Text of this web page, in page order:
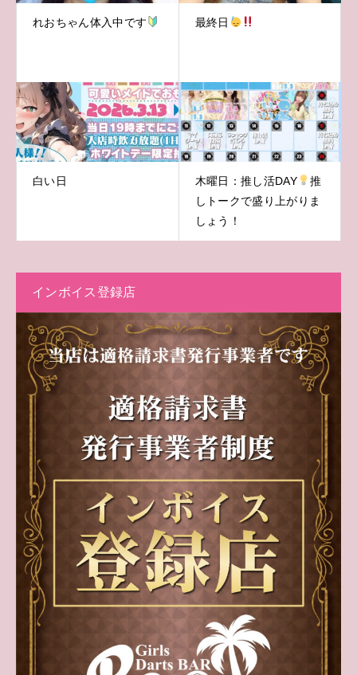
れおちゃん体入中です 最終日
白い日 木曜日：推し活DAY
推
しトークで盛り上がりま
しょう！
インボイス登録店